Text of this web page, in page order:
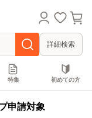
詳細検索
特集 初めての方
申請対象